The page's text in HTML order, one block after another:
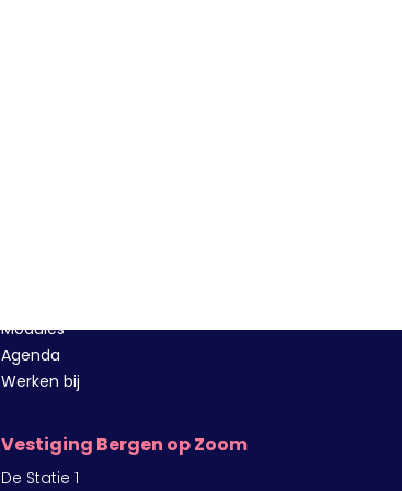
Modules
Agenda
Werken bij
Vestiging Bergen op Zoom
De Statie 1